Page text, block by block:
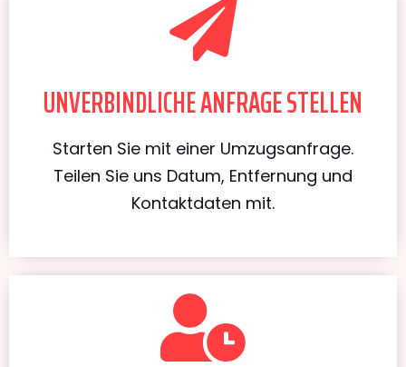
UNVERBINDLICHE ANFRAGE STELLEN
Starten Sie mit einer Umzugsanfrage.
Teilen Sie uns Datum, Entfernung und
Kontaktdaten mit.